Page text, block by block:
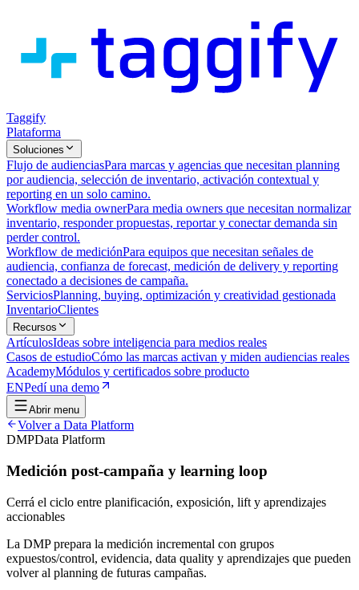
Taggify
Plataforma
Soluciones
Flujo de audienciasPara marcas y agencias que necesitan planning
por audiencia, selección de inventario, activación contextual y
reporting en un solo camino.
Workflow media ownerPara media owners que necesitan normalizar
inventario, responder propuestas, reportar y conectar demanda sin
perder control.
Workflow de mediciónPara equipos que necesitan señales de
audiencia, confianza de forecast, medición de delivery y reporting
conectado a decisiones de campaña.
ServiciosPlanning, buying, optimización y creatividad gestionada
InventarioClientes
Recursos
ArtículosIdeas sobre inteligencia para medios reales
Casos de estudioCómo las marcas activan y miden audiencias reales
AcademyMódulos y certificados sobre producto
ENPedí una demo
Abrir menu
Volver a Data Platform
DMPData Platform
Medición post-campaña y learning loop
Cerrá el ciclo entre planificación, exposición, lift y aprendizajes
accionables
La DMP prepara la medición incremental con grupos
expuestos/control, evidencia, data quality y aprendizajes que pueden
volver al planning de futuras campañas.